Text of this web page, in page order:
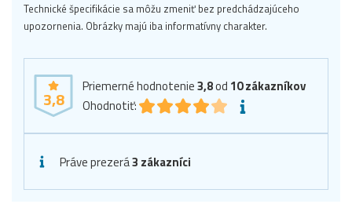
Technické špecifikácie sa môžu zmeniť bez predchádzajúceho
upozornenia. Obrázky majú iba informatívny charakter.
3,8
Priemerné hodnotenie3,8od 10zákazníkov
Ohodnotiť:
Práve prezerá3 zákazníci